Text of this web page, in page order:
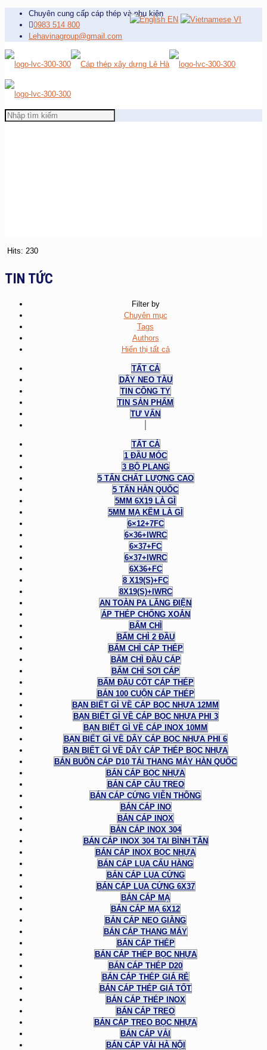
Chuyên cung cấp cáp thép và phụ kiện
0983 514 800
Lehavinagroup@gmail.com
Hits: 230
TIN TỨC
Filter by
Chuyên mục
Tags
Authors
Hiển thị tất cả
TẤT CẢ
DÂY NEO TÀU
TIN CÔNG TY
TIN SẢN PHẨM
TƯ VẤN
TẤT CẢ
1 ĐẦU MÓC
3 BỘ PLANG
5 TẤN CHẤT LƯỢNG CAO
5 TẤN HÀN QUỐC
5MM 6X19 LÀ GÌ
5MM MẠ KẼM LÀ GÌ
6×12+7FC
6×36+IWRC
6×37+FC
6×37+IWRC
6X36+FC
8 X19(S)+FC
8X19(S)+IWRC
AN TOÀN PA LĂNG ĐIỆN
ÁP THÉP CHỐNG XOẮN
BẤM CHÌ
BẤM CHÌ 2 ĐẦU
BẤM CHÌ CÁP THÉP
BẤM CHÌ ĐẦU CÁP
BẤM CHÌ SỢI CÁP
BẤM ĐẦU CỐT CÁP THÉP
BÁN 100 CUỘN CÁP THÉP
BẠN BIẾT GÌ VỀ CÁP BỌC NHỰA 12MM
BẠN BIẾT GÌ VỀ CÁP BỌC NHỰA PHI 3
BẠN BIẾT GÌ VỀ CÁP INOX 10MM
BẠN BIẾT GÌ VỀ DÂY CÁP BỌC NHỰA PHI 6
BẠN BIẾT GÌ VỀ DÂY CÁP THÉP BỌC NHỰA
BÁN BUÔN CÁP D10 TẢI THANG MÁY HÀN QUỐC
BÁN CÁP BỌC NHỰA
BÁN CÁP CẦU TREO
BÁN CÁP CỨNG VIỄN THÔNG
BÁN CÁP INO
BÁN CÁP INOX
BÁN CÁP INOX 304
BÁN CÁP INOX 304 TẠI BÌNH TÂN
BÁN CÁP INOX BỌC NHỰA
BÁN CÁP LỤA CẨU HÀNG
BÁN CÁP LỤA CỨNG
BÁN CÁP LỤA CỨNG 6X37
BÁN CÁP MẠ
BÁN CÁP MẠ 6X12
BÁN CÁP NEO GIẰNG
BÁN CÁP THANG MÁY
BÁN CÁP THÉP
BÁN CÁP THÉP BỌC NHỰA
BÁN CÁP THÉP D20
BÁN CÁP THÉP GIÁ RẺ
BÁN CÁP THÉP GIÁ TỐT
BÁN CÁP THÉP INOX
BÁN CÁP TREO
BÁN CÁP TREO BỌC NHỰA
BÁN CÁP VẢI
BÁN CÁP VẢI HÀ NỘI
EN VI